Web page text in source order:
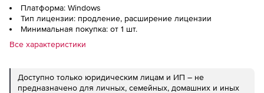
Платформа: Windows
Тип лицензии: продление, расширение лицензии
Минимальная покупка: от 1 шт.
Все характеристики
Доступно только юридическим лицам и ИП – не
предназначено для личных, семейных, домашних и иных